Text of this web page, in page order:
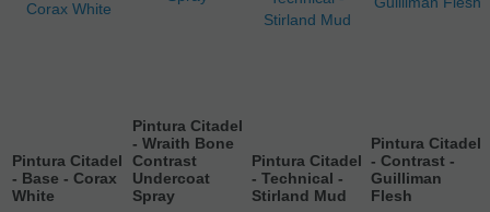
Pintura Citadel
- Base - Corax
White
Pintura Citadel
- Wraith Bone
Contrast
Undercoat
Spray
Pintura Citadel
- Technical -
Stirland Mud
Pintura Citadel
- Contrast -
Guilliman
Flesh